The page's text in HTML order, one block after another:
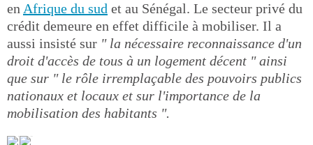
en Afrique du sud et au Sénégal. Le secteur privé du
crédit demeure en effet difficile à mobiliser. Il a
aussi insisté sur " la nécessaire reconnaissance d'un
droit d'accès de tous à un logement décent " ainsi
que sur " le rôle irremplaçable des pouvoirs publics
nationaux et locaux et sur l'importance de la
mobilisation des habitants ".